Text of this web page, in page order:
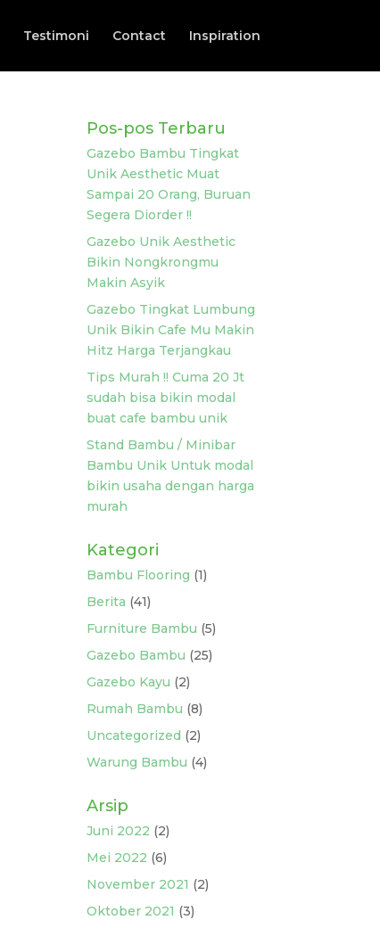
Testimoni Contact Inspiration
Pos-pos Terbaru
Gazebo Bambu Tingkat
Unik Aesthetic Muat
Sampai 20 Orang, Buruan
Segera Diorder !!
Gazebo Unik Aesthetic
Bikin Nongkrongmu
Makin Asyik
Gazebo Tingkat Lumbung
Unik Bikin Cafe Mu Makin
Hitz Harga Terjangkau
Tips Murah !! Cuma 20 Jt
sudah bisa bikin modal
buat cafe bambu unik
Stand Bambu / Minibar
Bambu Unik Untuk modal
bikin usaha dengan harga
murah
Kategori
Bambu Flooring (1)
Berita (41)
Furniture Bambu (5)
Gazebo Bambu (25)
Gazebo Kayu (2)
Rumah Bambu (8)
Uncategorized (2)
Warung Bambu (4)
Arsip
Juni 2022 (2)
Mei 2022 (6)
November 2021 (2)
Oktober 2021 (3)